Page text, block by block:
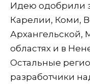
Идею одобрили
Карелии, Коми,
Архангельской,
областях и в
Остальные
разработчики